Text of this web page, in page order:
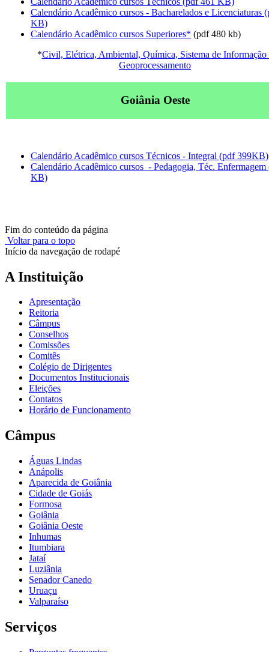
Calendário Acadêmico cursos - Bacharelados e Licenciaturas
KB)
Calendário Acadêmico cursos Superiores* (pdf 480 kb)
*Civil, Elétrica, Ambiental, Química, Sistema de Informação
Geoprocessamento
Goiânia Oeste
Calendário Acadêmico cursos Técnicos - Integral (pdf 399KB)
Calendário Acadêmico cursos - Pedagogia, Téc.
KB)
Fim do conteúdo da página
Voltar para o topo
Início da navegação de rodapé
A Instituição
Apresentação
Reitoria
Câmpus
Conselhos
Comissões
Comitês
Colégio de Dirigentes
Documentos Institucionais
Eleições
Contatos
Horário de Funcionamento
Câmpus
Águas Lindas
Anápolis
Aparecida de Goiânia
Cidade de Goiás
Formosa
Goiânia
Goiânia Oeste
Inhumas
Itumbiara
Jataí
Luziânia
Senador Canedo
Uruaçu
Valparaíso
Serviços